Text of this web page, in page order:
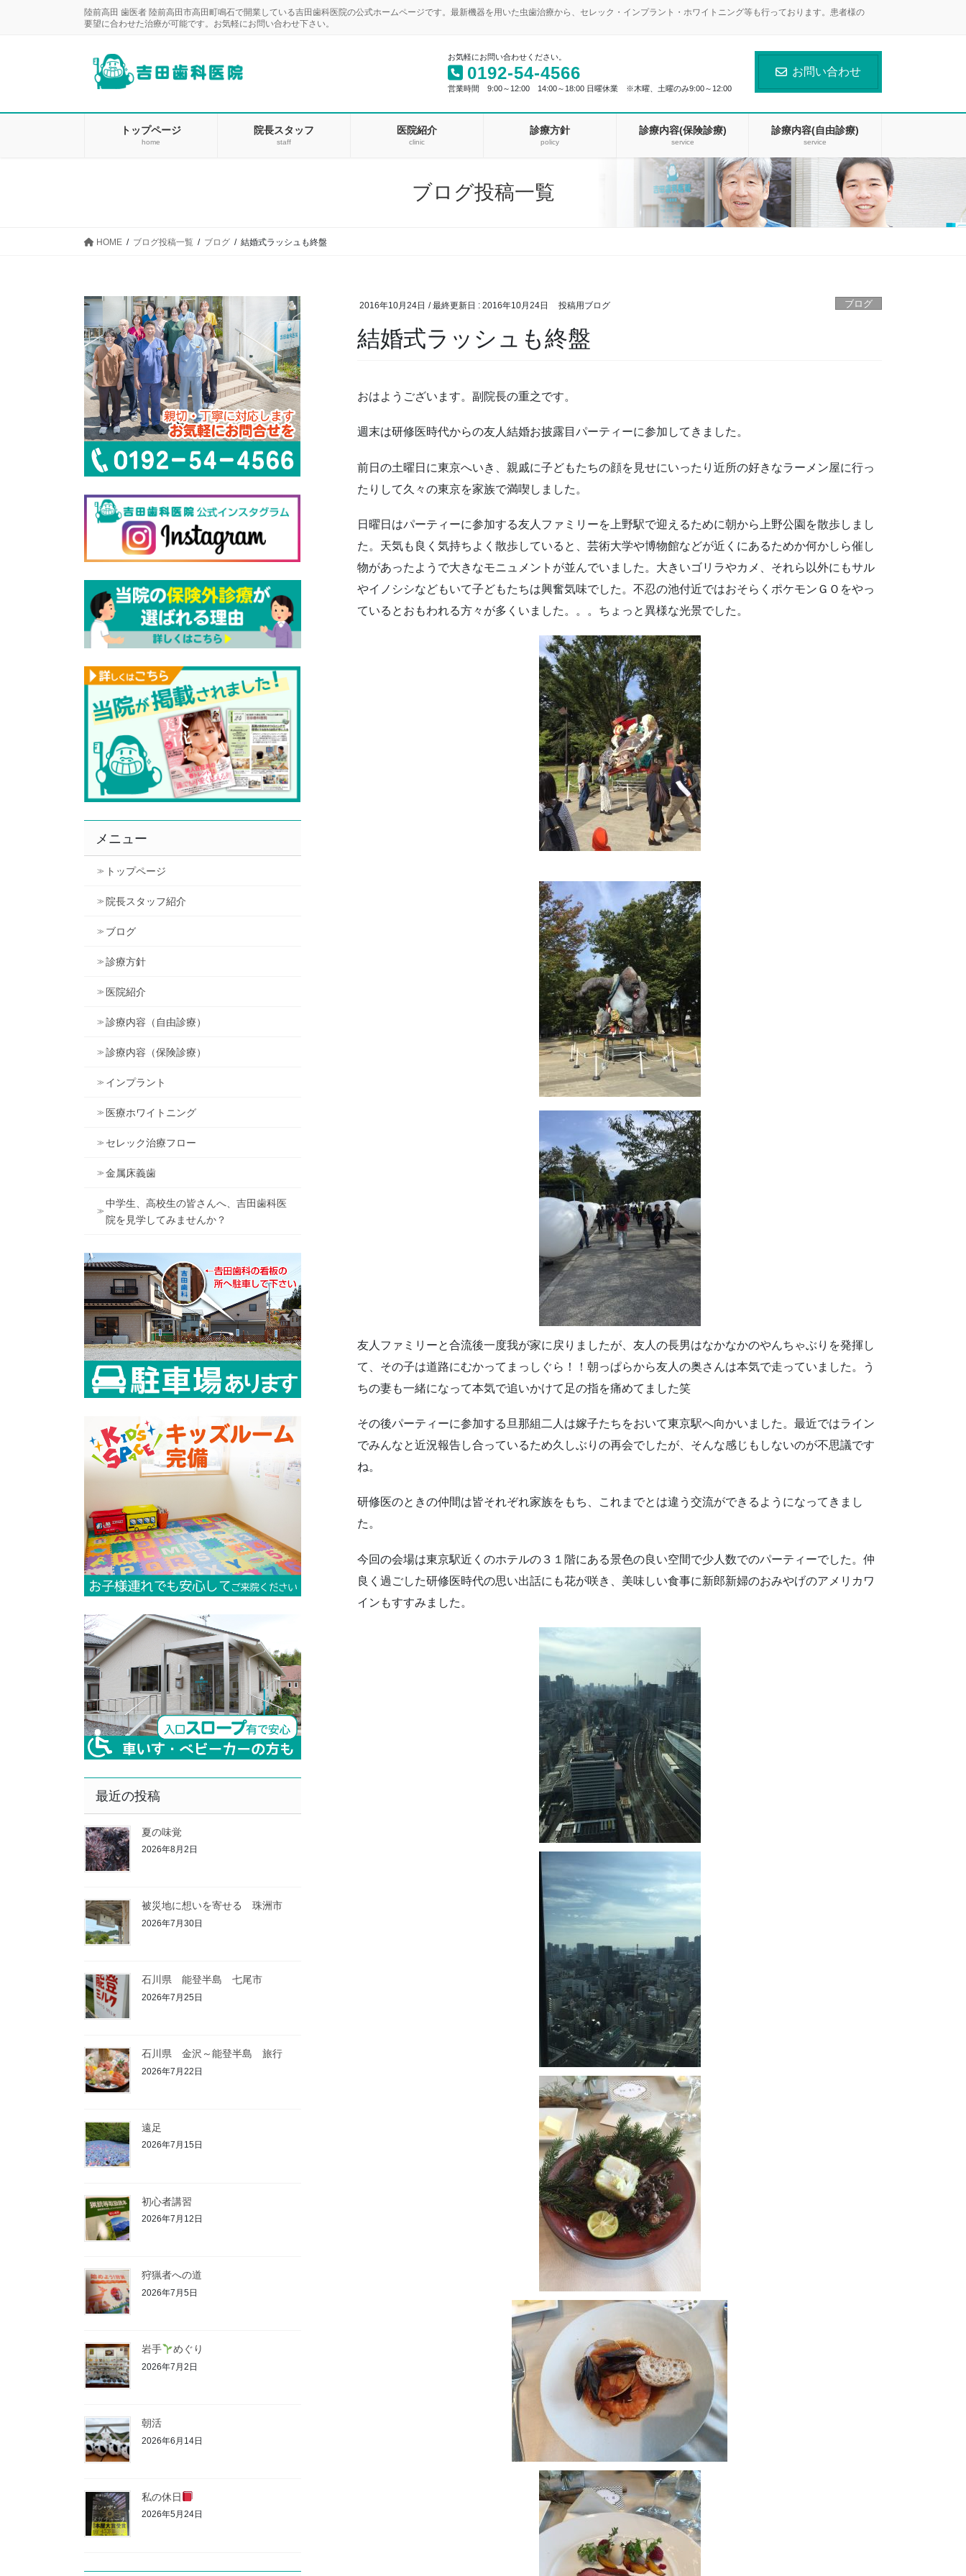
移
ン
陸前高田 歯医者 陸前高田市高田町鳴石で開業している吉田歯科医院の公式ホームページです。最新機器を用いた虫歯治療から、セレック・インプラント・ホワイトニング等も行っております。患者様の
要望に合わせた治療が可能です。お気軽にお問い合わせ下さい。
お気軽にお問い合わせください。
0192-54-4566
営業時間 9:00～12:00 14:00～18:00 日曜休業 ※木曜、土曜のみ9:00～12:00
お問い合わせ
トップページ
home
院長スタッフ
staff
医院紹介
clinic
診療方針
policy
診療内容(保険診療)
service
診療内容(自由診療)
service
ブログ投稿一覧
HOME ブログ投稿一覧 ブログ 結婚式ラッシュも終盤
2016年10月24日 / 最終更新日 : 2016年10月24日 投稿用ブログ ブログ
結婚式ラッシュも終盤
おはようございます。副院長の重之です。
週末は研修医時代からの友人結婚お披露目パーティーに参加してきました。
前日の土曜日に東京へいき、親戚に子どもたちの顔を見せにいったり近所の好きなラーメン屋に行っ
たりして久々の東京を家族で満喫しました。
日曜日はパーティーに参加する友人ファミリーを上野駅で迎えるために朝から上野公園を散歩しまし
た。天気も良く気持ちよく散歩していると、芸術大学や博物館などが近くにあるためか何かしら催し
物があったようで大きなモニュメントが並んでいました。大きいゴリラやカメ、それら以外にもサル
やイノシシなどもいて子どもたちは興奮気味でした。不忍の池付近ではおそらくポケモンＧＯをやっ
ているとおもわれる方々が多くいました。。。ちょっと異様な光景でした。
友人ファミリーと合流後一度我が家に戻りましたが、友人の長男はなかなかのやんちゃぶりを発揮し
て、その子は道路にむかってまっしぐら！！朝っぱらから友人の奥さんは本気で走っていました。う
ちの妻も一緒になって本気で追いかけて足の指を痛めてました笑
その後パーティーに参加する旦那組二人は嫁子たちをおいて東京駅へ向かいました。最近ではライン
でみんなと近況報告し合っているため久しぶりの再会でしたが、そんな感じもしないのが不思議です
ね。
研修医のときの仲間は皆それぞれ家族をもち、これまでとは違う交流ができるようになってきまし
た。
今回の会場は東京駅近くのホテルの３１階にある景色の良い空間で少人数でのパーティーでした。仲
良く過ごした研修医時代の思い出話にも花が咲き、美味しい食事に新郎新婦のおみやげのアメリカワ
インもすすみました。
メニュー
トップページ
院長スタッフ紹介
ブログ
診療方針
医院紹介
診療内容（自由診療）
診療内容（保険診療）
インプラント
医療ホワイトニング
セレック治療フロー
金属床義歯
中学生、高校生の皆さんへ、吉田歯科医
院を見学してみませんか？
最近の投稿
夏の味覚
2026年8月2日
被災地に想いを寄せる 珠洲市
2026年7月30日
石川県 能登半島 七尾市
2026年7月25日
石川県 金沢～能登半島 旅行
2026年7月22日
遠足
2026年7月15日
初心者講習
2026年7月12日
狩猟者への道
2026年7月5日
岩手 めぐり
2026年7月2日
朝活
2026年6月14日
私の休日
2026年5月24日